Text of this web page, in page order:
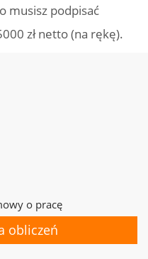
musisz podpisać
zł netto (na rękę).
o pracę
obliczeń